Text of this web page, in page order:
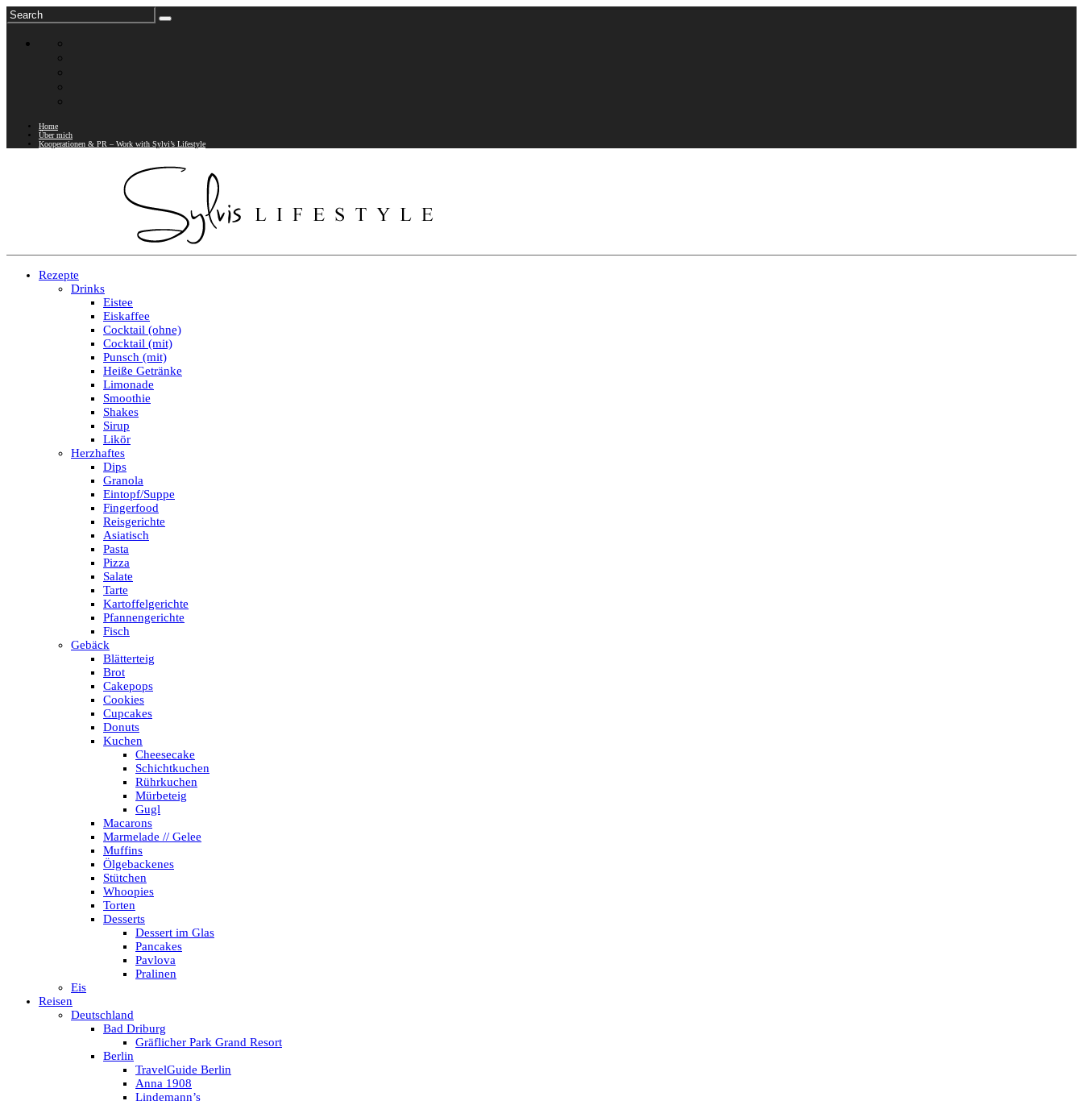
Home
Über mich
Kooperationen & PR – Work with Sylvi’s Lifestyle
Rezepte
Drinks
Eistee
Eiskaffee
Cocktail (ohne)
Cocktail (mit)
Punsch (mit)
Heiße Getränke
Limonade
Smoothie
Shakes
Sirup
Likör
Herzhaftes
Dips
Granola
Eintopf/Suppe
Fingerfood
Reisgerichte
Asiatisch
Pasta
Pizza
Salate
Tarte
Kartoffelgerichte
Pfannengerichte
Fisch
Gebäck
Blätterteig
Brot
Cakepops
Cookies
Cupcakes
Donuts
Kuchen
Cheesecake
Schichtkuchen
Rührkuchen
Mürbeteig
Gugl
Macarons
Marmelade // Gelee
Muffins
Ölgebackenes
Stütchen
Whoopies
Torten
Desserts
Dessert im Glas
Pancakes
Pavlova
Pralinen
Eis
Reisen
Deutschland
Bad Driburg
Gräflicher Park Grand Resort
Berlin
TravelGuide Berlin
Anna 1908
Lindemann’s